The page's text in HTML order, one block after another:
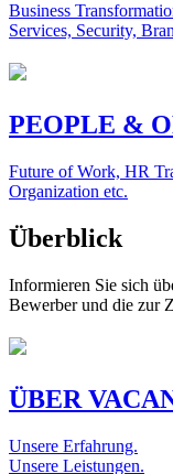
Business
Services, Security,
PEOPLE &
Future of Work, HR
Organization etc.
Überblick
Informieren Sie sich
Bewerber und die zur
ÜBER
Unsere Erfahrung.
Unsere Leistungen.